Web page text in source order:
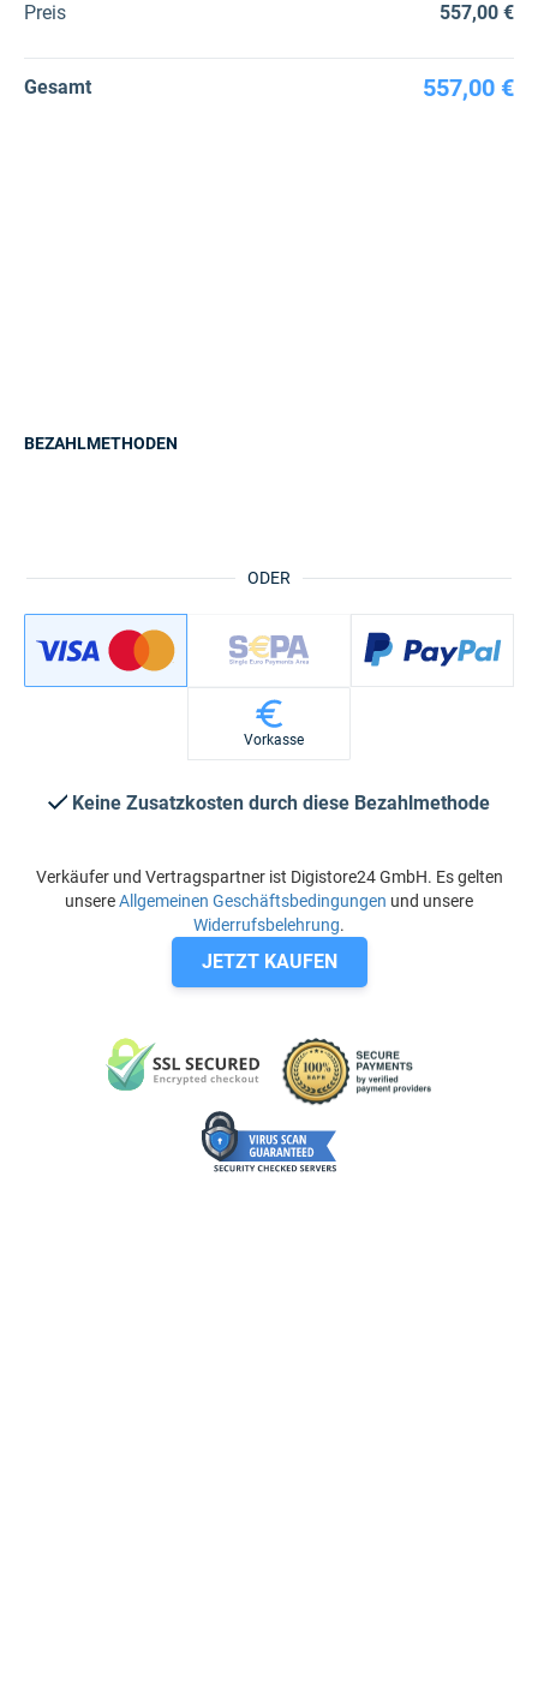
Preis 557,00 €
Gesamt 557,00 €
ODER
BEZAHLMETHODEN
Vorkasse
Keine Zusatzkosten durch diese Bezahlmethode
Verkäufer und Vertragspartner ist Digistore24 GmbH. Es gelten
unsereAllgemeinen Geschäftsbedingungen und unsere
Widerrufsbelehrung.
JETZT KAUFEN